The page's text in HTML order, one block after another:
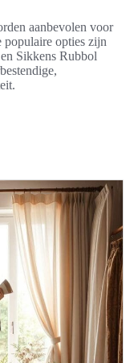
aanbevolen voor
populaire opties zijn
Sikkens Rubbol